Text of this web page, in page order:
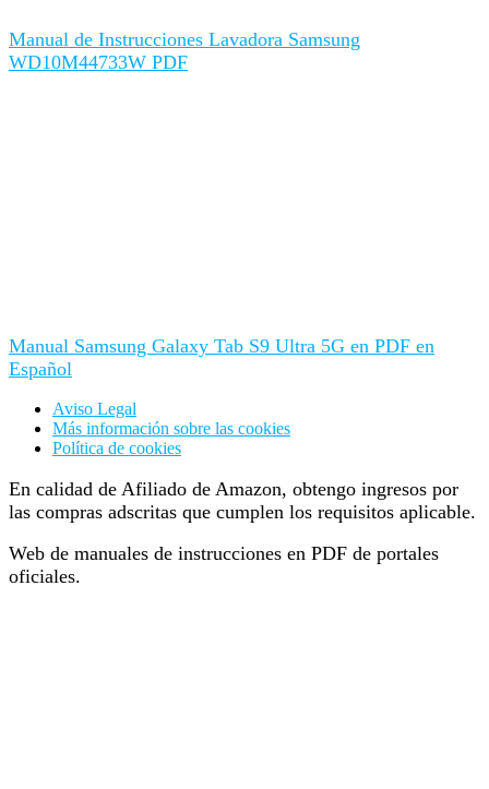
Manual de Instrucciones Lavadora Samsung
WD10M44733W PDF
Manual Samsung Galaxy Tab S9 Ultra 5G en PDF en
Español
Aviso Legal
Más información sobre las cookies
Política de cookies
En calidad de Afiliado de Amazon, obtengo ingresos por
las compras adscritas que cumplen los requisitos aplicable.
Web de manuales de instrucciones en PDF de portales
oficiales.